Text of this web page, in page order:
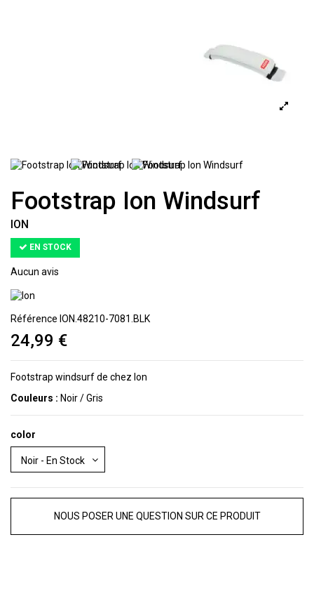
Footstrap Ion Windsurf
ION
EN STOCK
Aucun avis
Référence ION.48210-7081.BLK
24,99 €
Footstrap windsurf de chez Ion
Couleurs : Noir / Gris
color
NOUS POSER UNE QUESTION SUR CE PRODUIT